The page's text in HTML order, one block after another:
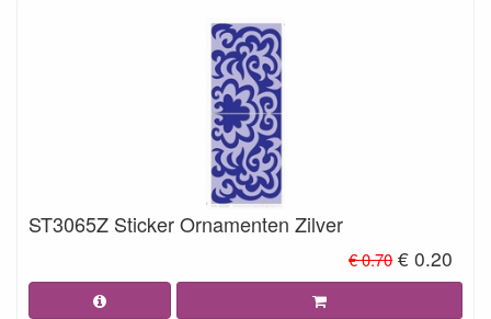
ST3065Z Sticker Ornamenten Zilver
€ 0.70 € 0.20